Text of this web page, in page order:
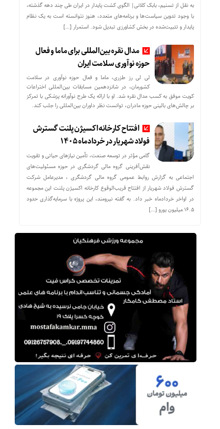
به نقل از تسنیم، بابک کلانی| الگوی کشت پایدار در ایران طی چند دهه گذشته،
با وجود تدوین سیاست‌ها و برنامه‌های متعدد، هنوز نتوانسته است به یک نظام
پایدار و تثبیت‌شده در بخش کشاورزی تبدیل شود. استمرار […]
مدال نقره بین‌المللی برای ماما و فعال
حوزه نوآوری سلامت ایران
لی لی رز طزری، ماما و فعال حوزه نوآوری در سلامت
کشورمان، در شانزدهمین مسابقات بین‌المللی اختراعات
کویت موفق به کسب مدال نقره شد. او با ارائه یک طرح نوآورانه پزشکی با تمرکز
بر چالش‌های بالینی حوزه مادران، توانست نظر داوران بین‌المللی را جلب کند.
افتتاح کارخانه اکسیژن پلنت گسترش
فولاد شهریار در خردادماه ۱۴۰۵
گامی مؤثر در توسعه صنعت، تأمین نیازهای حیاتی و تقویت
نقش‌آفرینی گروه مالی گردشگری در حوزه مسئولیت‌های
اجتماعی به گزارش روابط عمومی گروه مالی گردشگری ، مدیرعامل شرکت
گسترش فولاد شهریار از افتتاح قریب‌الوقوع کارخانه اکسیژن پلنت این مجموعه
در اواخر خردادماه خبر داد. به گفته نیرومند، این پروژه با سرمایه‌گذاری حدود
۱۶.۵ میلیون یورو […]